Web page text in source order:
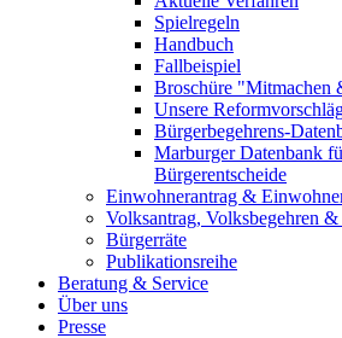
Spielregeln
Handbuch
Fallbeispiel
Broschüre "Mitmachen
Unsere
Bürgerbegehrens-
Marburger Datenbank
Bürgerentscheide
Einwohnerantrag &
Volksantrag, Volksbegehren
Bürgerräte
Publikationsreihe
Beratung & Service
Über uns
Presse